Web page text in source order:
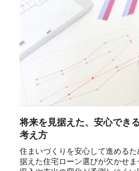
将来を見据えた、安心でき
考え方
住まいづくりを安心して進める
据えた住宅ローン選びが欠かせま